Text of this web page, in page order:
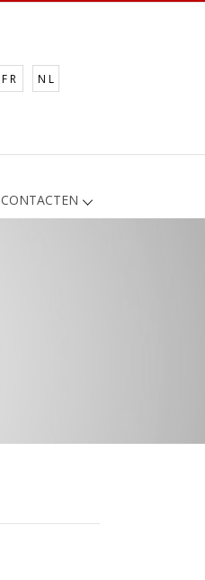
FR NL
CONTACTEN